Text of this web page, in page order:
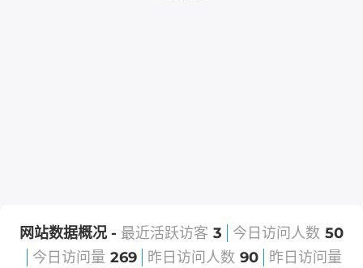
网站数据概况 - 最近活跃访客 3 今日访问人数 50
今日访问量 269 昨日访问人数 90 昨日访问量